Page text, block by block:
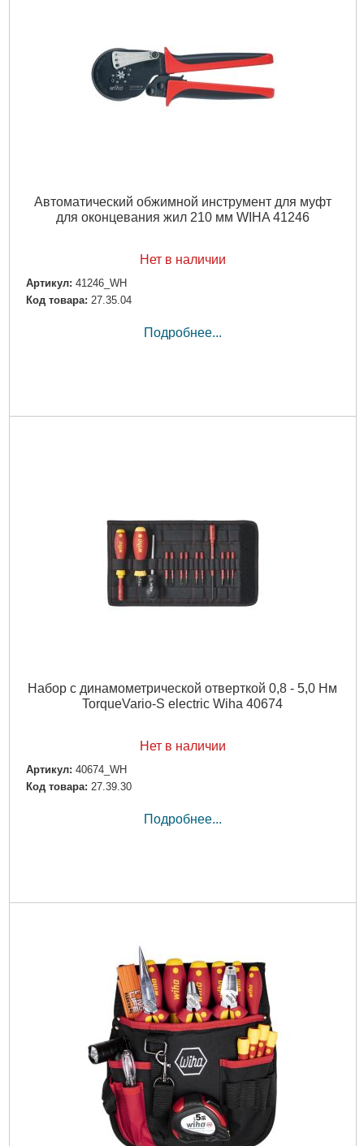
Автоматический обжимной инструмент для муфт
для оконцевания жил 210 мм WIHA 41246
Нет в наличии
Артикул: 41246_WH
Код товара: 27.35.04
Подробнее...
Набор с динамометрической отверткой 0,8 - 5,0 Нм
TorqueVario-S electric Wiha 40674
Нет в наличии
Артикул: 40674_WH
Код товара: 27.39.30
Подробнее...